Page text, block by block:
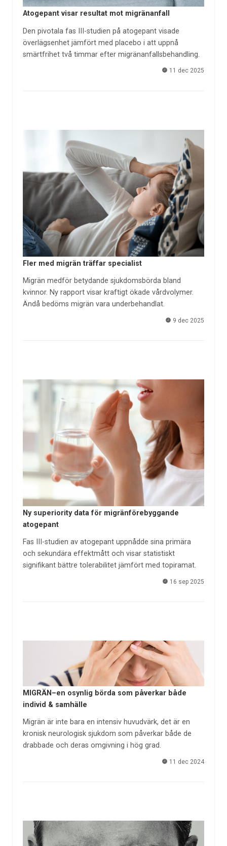
Atogepant visar resultat mot migränanfall
Den pivotala fas III-studien på atogepant visade
överlägsenhet jämfört med placebo i att uppnå
smärtfrihet två timmar efter migränanfallsbehandling.
11 dec 2025
Fler med migrän träffar specialist
Migrän medför betydande sjukdomsbörda bland
kvinnor. Ny rapport visar kraftigt ökade vårdvolymer.
Ändå bedöms migrän vara underbehandlat.
9 dec 2025
Ny superiority data för migränförebyggande
atogepant
Fas III-studien av atogepant uppnådde sina primära
och sekundära effektmått och visar statistiskt
signifikant bättre tolerabilitet jämfört med topiramat.
16 sep 2025
MIGRÄN–en osynlig börda som påverkar både
individ & samhälle
Migrän är inte bara en intensiv huvudvärk, det är en
kronisk neurologisk sjukdom som påverkar både de
drabbade och deras omgivning i hög grad.
11 dec 2024